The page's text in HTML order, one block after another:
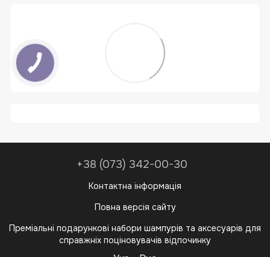
+38 (073) 342-00-30
Контактна інформація
Повна версія сайту
Преміальні подарункові набори шампурів та аксесуарів для
справжніх поціновувачів відпочинку